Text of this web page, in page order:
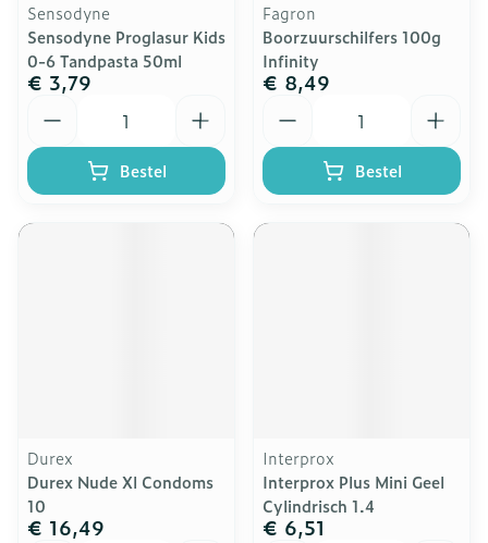
Sensodyne
Sensodyne Proglasur Kids
0-6 Tandpasta 50ml
€ 3,79
Bestel
Fagron
Boorzuurschilfers 100g
Infinity
€ 8,49
Bestel
Durex
Durex Nude Xl Condoms
10
€ 16,49
Interprox
Interprox Plus Mini Geel
Cylindrisch 1.4
€ 6,51